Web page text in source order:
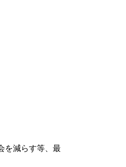
を減らす等、最